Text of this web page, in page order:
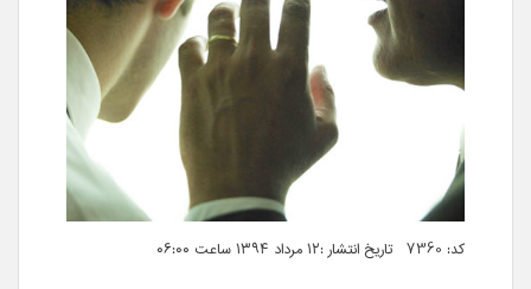
کد: 7360 تاریخ انتشار :۱۲ مرداد ۱۳۹۴ ساعت ۰۶:۰۰